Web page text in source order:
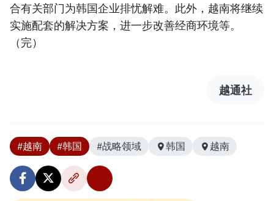
合有关部门为韩国企业排忧解难。此外，越南将继续
实施配套的解决方案，进一步改善经商环境等。
（完）
越通社
#越南 #韩国 #战略领域 韩国 越南